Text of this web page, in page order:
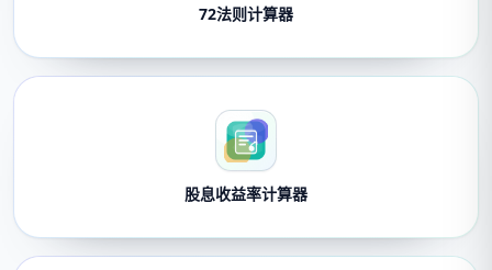
72法则计算器
股息收益率计算器